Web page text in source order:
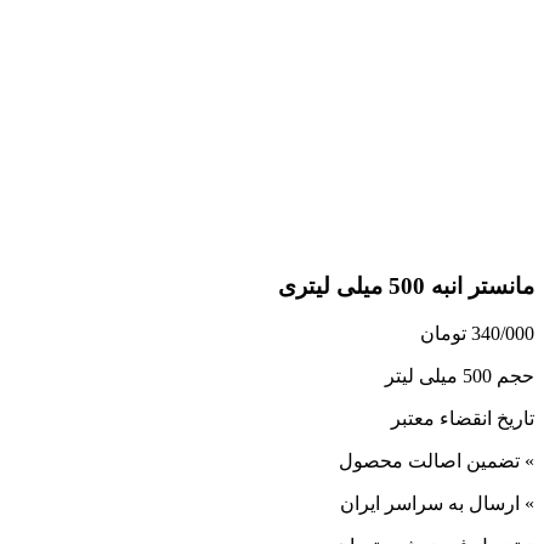
مانستر انبه 500 میلی لیتری
340/000 تومان
حجم 500 میلی لیتر
تاریخ انقضاء معتبر
» تضمین اصالت محصول
» ارسال به سراسر ایران